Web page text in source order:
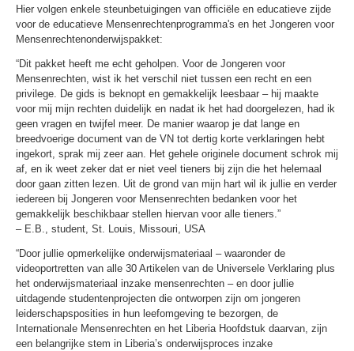
Hier volgen enkele steunbetuigingen van officiële en educatieve zijde
voor de educatieve Mensenrechtenprogramma's en het Jongeren voor
Mensenrechtenonderwijspakket:
“Dit pakket heeft me echt geholpen. Voor de Jongeren voor
Mensenrechten, wist ik het verschil niet tussen een recht en een
privilege. De gids is beknopt en gemakkelijk leesbaar – hij maakte
voor mij mijn rechten duidelijk en nadat ik het had doorgelezen, had ik
geen vragen en twijfel meer. De manier waarop je dat lange en
breedvoerige document van de VN tot dertig korte verklaringen hebt
ingekort, sprak mij zeer aan. Het gehele originele document schrok mij
af, en ik weet zeker dat er niet veel tieners bij zijn die het helemaal
door gaan zitten lezen. Uit de grond van mijn hart wil ik jullie en verder
iedereen bij Jongeren voor Mensenrechten bedanken voor het
gemakkelijk beschikbaar stellen hiervan voor alle tieners.”
– E.B., student, St. Louis, Missouri, USA
“Door jullie opmerkelijke onderwijsmateriaal – waaronder de
videoportretten van alle 30 Artikelen van de Universele Verklaring plus
het onderwijsmateriaal inzake mensenrechten – en door jullie
uitdagende studentenprojecten die ontworpen zijn om jongeren
leiderschapsposities in hun leefomgeving te bezorgen, de
Internationale Mensenrechten en het Liberia Hoofdstuk daarvan, zijn
een belangrijke stem in Liberia’s onderwijsproces inzake